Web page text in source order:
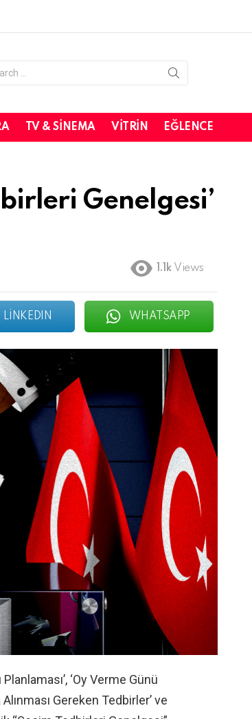
TV & SINEMA VITRIN EĞLENCE
Genelgesi’
1.1k Views
LINKEDIN WHATSAPP
‘Oy Verme Günü
Gereken Tedbirler’ ve